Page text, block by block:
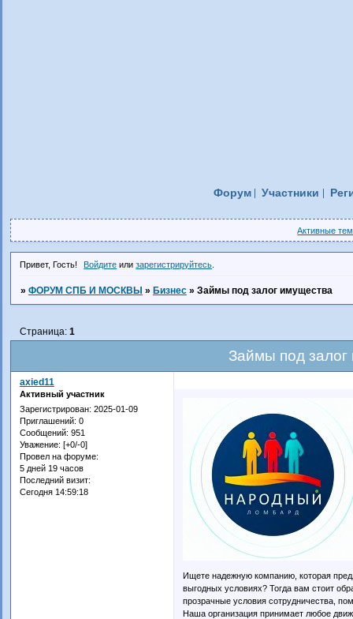
Форум Участники
Активные
Привет, Гость! Войдите илизарегистрируйтесь
» ФОРУМ СПБ И МОСКВЫ » Бизнес » Займы под залог имущества
Займы под
Страница: 1
axied11
Активный участник
Зарегистрирован: 2025-01-09
Приглашений: 0
Сообщений: 951
Уважение: [+0/-0]
Провел на форуме:
5 дней 19 часов
Последний визит:
Сегодня 14:59:18
Ищете надежную компанию, которая
выгодных условиях? Тогда вам стоит
прозрачные условия сотрудничества,
Наша организация принимает любое